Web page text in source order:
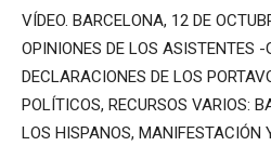
VÍDEO. BARCELONA, 12 DE
OPINIONES DE LOS ASISTENTES -
DECLARACIONES DE LOS
POLÍTICOS, RECURSOS VARIOS:
LOS HISPANOS, MANIFESTACIÓN